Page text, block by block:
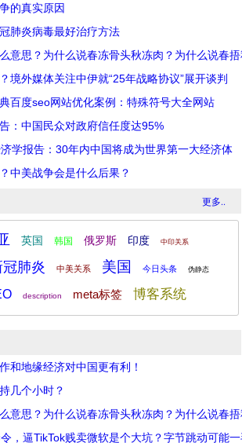
的真实原因
肺炎病毒最好治疗方法
意思？为什么说春冻骨头秋冻肉？为什么说春
境外媒体关注中伊就“25年战略协议”展开谈判
百度seo网站优化案例：特殊符号大全网站
：中国民众对政府信任度达95%
学报告：30年内中国将成为世界第一大经济体
中美战争会是什么后果？
更多..
英国 韩国 俄罗斯 印度 中印关系
冠肺炎 中美关系 美国 今日头条 伪静态
description meta标签 博客系统
和地缘经济对中国更有利！
几个小时？
意思？为什么说春冻骨头秋冻肉？为什么说春
，逼TikTok贱卖微软是个大坑？字节跳动可能